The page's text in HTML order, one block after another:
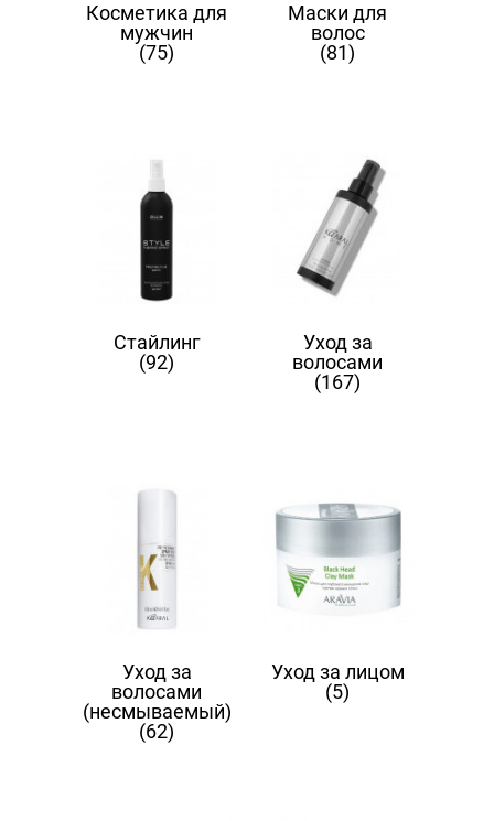
Косметика для
мужчин
(75)
Маски для
волос
(81)
Стайлинг
(92)
Уход за
волосами
(167)
Уход за
волосами
(несмываемый)
(62)
Уход за лицом
(5)